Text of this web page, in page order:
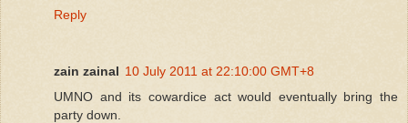
Reply
zain zainal 10 July 2011 at 22:10:00 GMT+8
UMNO and its cowardice act would eventually bring the
party down.